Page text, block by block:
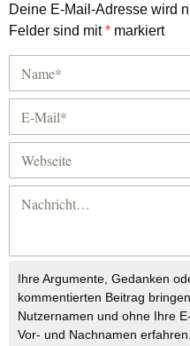
Deine E-Mail-Adresse wird
Felder sind mit* markiert
Ihre Argumente, Gedanken
kommentierten Beitrag
Nutzernamen und ohne Ihre
Vor- und Nachnamen erfahren.